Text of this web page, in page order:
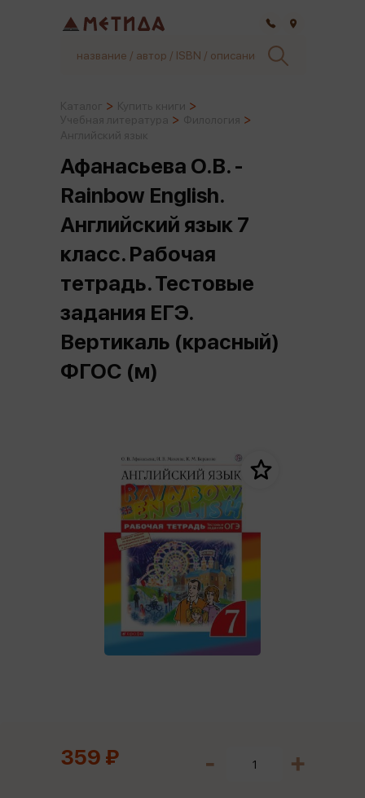
Афанасьева О.В. -
Rainbow English.
Английский язык 7
класс. Рабочая
тетрадь. Тестовые
задания ЕГЭ.
Вертикаль (красный)
ФГОС (м)
359 ₽